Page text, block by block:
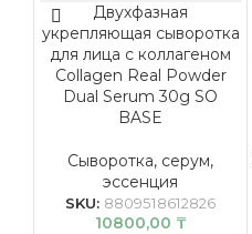
Двухфазная
укрепляющая сыворотка
для лица с коллагеном
Collagen Real Powder
Dual Serum 30g SO
BASE
Сыворотка, серум,
эссенция
SKU: 8809518612826
10800,00 ₸